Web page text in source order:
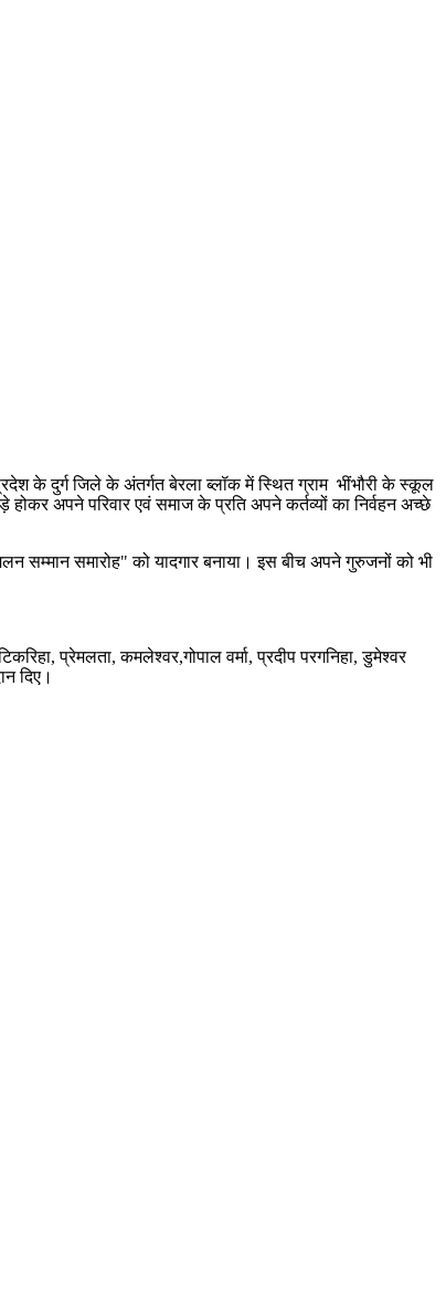
के दुर्ग जिले के अंतर्गत बेरला ब्लॉक में स्थित ग्राम भींभौरी के स्कूल
अपने परिवार एवं समाज के प्रति अपने कर्तव्यों का निर्वहन अच्छे
सम्मान समारोह" को यादगार बनाया। इस बीच अपने गुरुजनों को भी
प्रेमलता, कमलेश्वर,गोपाल वर्मा, प्रदीप परगनिहा, डुमेश्वर
दिए।